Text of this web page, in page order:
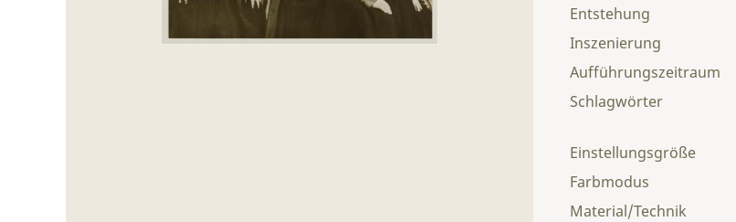
Entstehung
Material/Technik
Einstellungsgröße
Farbmodus
Inszenierung
Aufführungszeitraum
Schlagwörter